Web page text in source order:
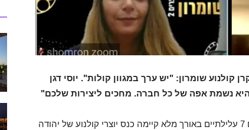
שומרון: "יש ערך במגוון קולות". יוסי דגן
נשמת אפה של כל חברה. מחכים ליצירות שלכם"
קרן קולנוע שומרון שתמכה עד היום בכ-40 סרטים בהם 7 עלילתיים באורך מלא קיימה כנס יוצרי קולנוע של יהודה